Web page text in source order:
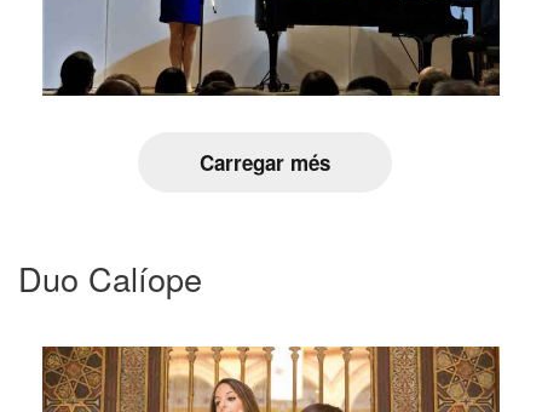
Carregar més
Duo Calíope